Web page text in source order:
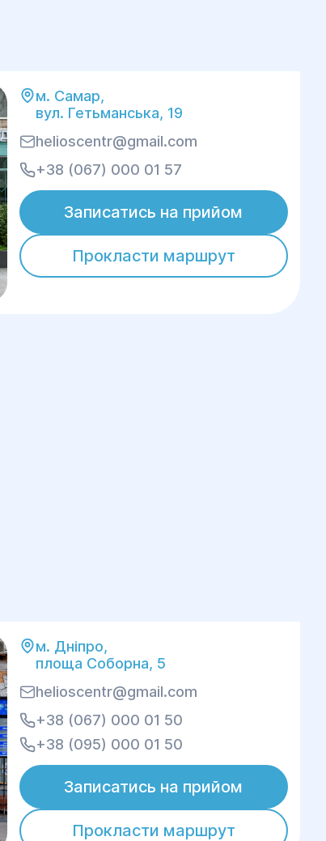
м. Самар,
вул. Гетьманська, 19
helioscentr@gmail.com
+38 (067) 000 01 57
Записатись на прийом
Прокласти маршрут
м. Дніпро,
площа Соборна, 5
helioscentr@gmail.com
+38 (067) 000 01 50
+38 (095) 000 01 50
Записатись на прийом
Прокласти маршрут